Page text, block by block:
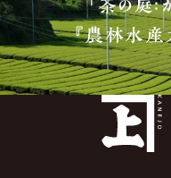
「茶の庭：
『農林水産